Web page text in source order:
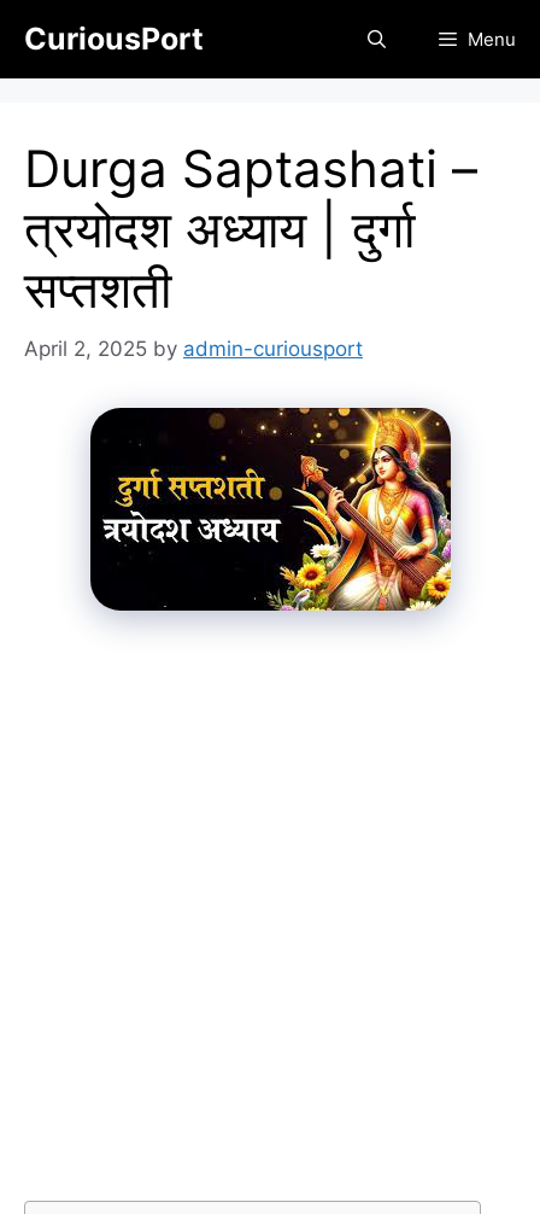
content
CuriousPort Menu
Durga Saptashati –
त्रयोदश अध्याय | दुर्गा
सप्तशती
April 2, 2025 by admin-curiousport